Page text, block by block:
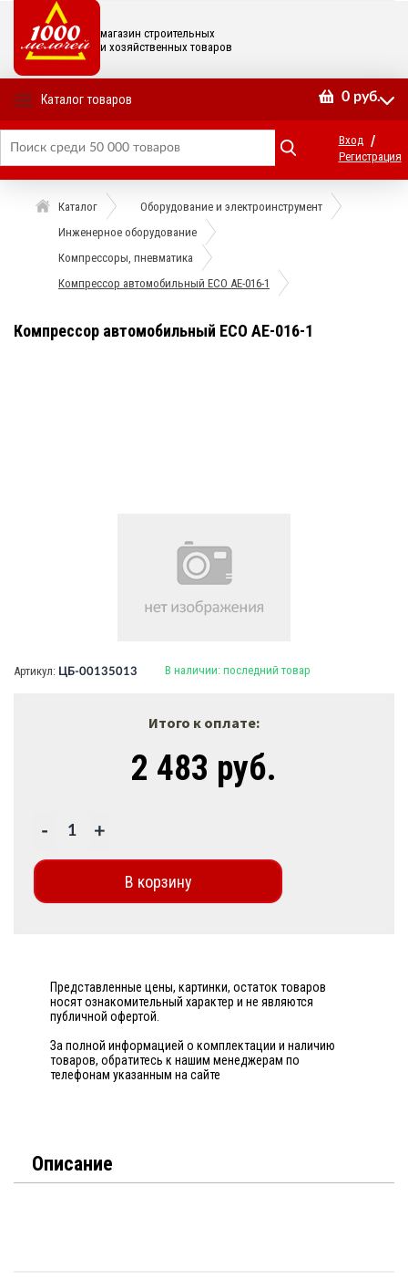
магазин строительных
и хозяйственных товаров
Каталог товаров 0 руб.
Вход /
Регистрация
Каталог
Оборудование и электроинструмент
Инженерное оборудование
Компрессоры, пневматика
Компрессор автомобильный ЕСО АЕ-016-1
Компрессор автомобильный ЕСО АЕ-016-1
Артикул: ЦБ-00135013 В наличии: последний товар
Представленные цены, картинки, остаток товаров
носят ознакомительный характер и не являются
публичной офертой.
За полной информацией о комплектации и наличию
товаров, обратитесь к нашим менеджерам по
телефонам указанным на сайте
Итого к оплате:
2 483 руб.
+
-
В корзину
Описание